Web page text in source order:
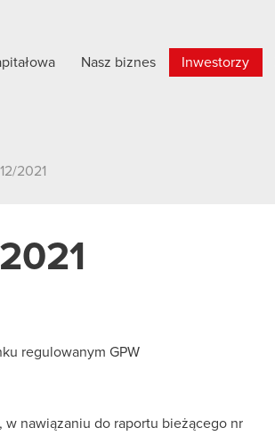
Nasz biznes Inwestorzy
2021
regulowanym GPW
w nawiązaniu do raportu bieżącego nr